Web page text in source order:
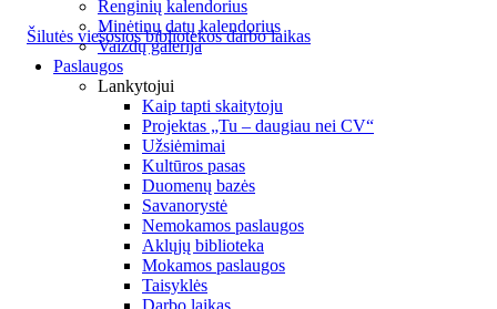
Renginių kalendorius
Minėtinų datų kalendorius
Vaizdų galerija
Paslaugos
Lankytojui
Kaip tapti skaitytoju
Projektas „Tu – daugiau nei CV“
Užsiėmimai
Kultūros pasas
Duomenų bazės
Savanorystė
Nemokamos paslaugos
Aklųjų biblioteka
Mokamos paslaugos
Taisyklės